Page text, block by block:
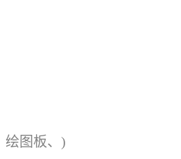
绘图板、)